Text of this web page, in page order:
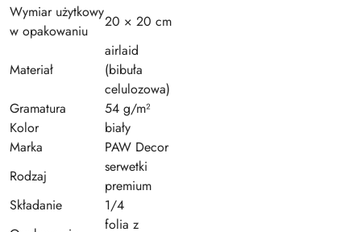
Wymiar użytkowy
w opakowaniu
20 × 20 cm
Materiał
airlaid
(bibuła
celulozowa)
Gramatura
54 g/m²
Kolor
biały
Marka
PAW Decor
Rodzaj
serwetki
premium
Składanie
1/4
folia z